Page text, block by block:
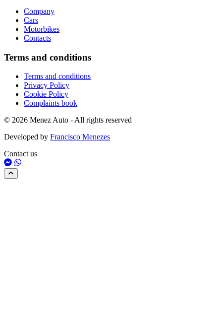
Company
Cars
Motorbikes
Contacts
Terms and conditions
Terms and conditions
Privacy Policy
Cookie Policy
Complaints book
© 2026 Menez Auto - All rights reserved
Developed by Francisco Menezes
Contact us